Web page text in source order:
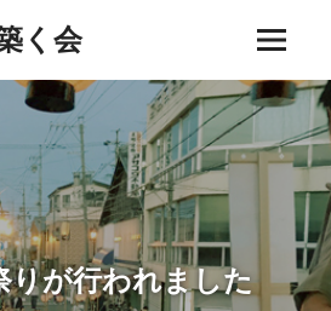
く会
メ
ニ
ュ
ー
りが行われました